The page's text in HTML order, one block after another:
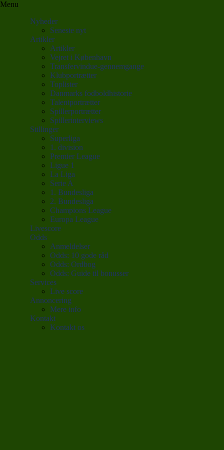
Menu
Nyheder
Seneste nyt
Artikler
Artikler
Vejret i København
Transfervindue-gennemgange
Klubportrætter
Toplister
Danmarks fodboldhistorie
Talentportrætter
Spillerportrætter
Spillerinterviews
Stillinger
Superliga
1. division
Premier League
Ligue 1
La Liga
Serie A
1. Bundesliga
2. Bundesliga
Champions League
Europa League
Livescore
Odds
Anmeldelser
Odds: 10 gode råd
Odds: Ordbog
Odds: Guide til bonusser
Services
Live score
Annoncering
Mere info
Kontakt
Kontakt os